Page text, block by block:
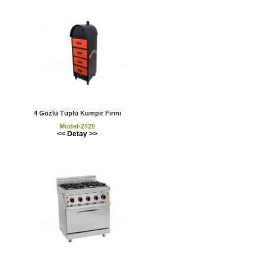
4 Gözlü Tüplü Kumpir Fırını
Model-2420
<< Detay >>